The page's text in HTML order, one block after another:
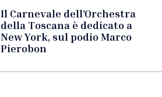
Il Carnevale dell’Orchestra
della Toscana è dedicato a
New York, sul podio Marco
Pierobon